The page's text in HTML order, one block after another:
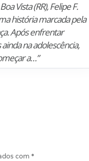
Vista (RR), Felipe F.
história marcada pela
Após enfrentar
na adolescência,
a…”
com *